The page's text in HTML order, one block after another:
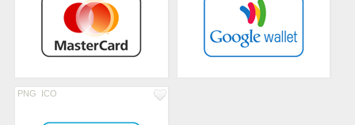
PNG ICO